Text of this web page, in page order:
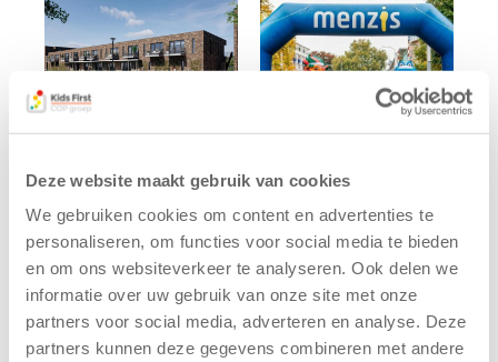
Deze website maakt gebruik van cookies
We gebruiken cookies om content en advertenties te
personaliseren, om functies voor social media te bieden
en om ons websiteverkeer te analyseren. Ook delen we
informatie over uw gebruik van onze site met onze
partners voor social media, adverteren en analyse. Deze
partners kunnen deze gegevens combineren met andere
tekent
koopcontract
voor nieuw
kindcentrum in
wijk Wiarda in
Leeuwarden
nieuwe
naamsponsor
van de Mini 4
Mijl tijdens de
Menzis 4 Mijl
van Groningen